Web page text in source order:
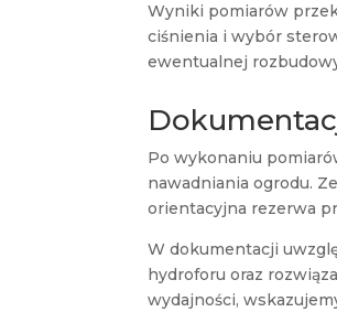
Wyniki pomiarów
ciśnienia i wybór
ewentualnej
Po wykonaniu
nawadniania ogrodu.
orientacyjna rezerwa
W dokumentacji
hydroforu oraz
wydajności,